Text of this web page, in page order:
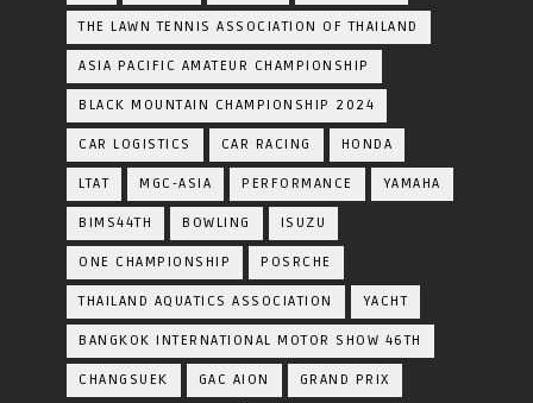
THE LAWN TENNIS ASSOCIATION OF THAILAND
ASIA PACIFIC AMATEUR CHAMPIONSHIP
BLACK MOUNTAIN CHAMPIONSHIP 2024
CAR LOGISTICS CAR RACING HONDA
LTAT MGC-ASIA PERFORMANCE YAMAHA
BIMS44TH BOWLING ISUZU
ONE CHAMPIONSHIP POSRCHE
THAILAND AQUATICS ASSOCIATION YACHT
BANGKOK INTERNATIONAL MOTOR SHOW 46TH
CHANGSUEK GAC AION GRAND PRIX